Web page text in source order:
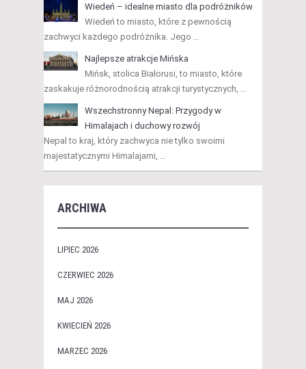
Wiedeń – idealne miasto dla podróżników
Wiedeń to miasto, które z pewnością
zachwyci każdego podróżnika. Jego …
Najlepsze atrakcje Mińska
Mińsk, stolica Białorusi, to miasto, które
zaskakuje różnorodnością atrakcji turystycznych, …
Wszechstronny Nepal: Przygody w
Himalajach i duchowy rozwój
Nepal to kraj, który zachwyca nie tylko swoimi
majestatycznymi Himalajami, …
ARCHIWA
LIPIEC 2026
CZERWIEC 2026
MAJ 2026
KWIECIEŃ 2026
MARZEC 2026